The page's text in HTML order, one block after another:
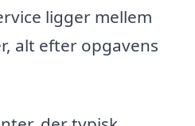
ligger mellem
alt efter opgavens